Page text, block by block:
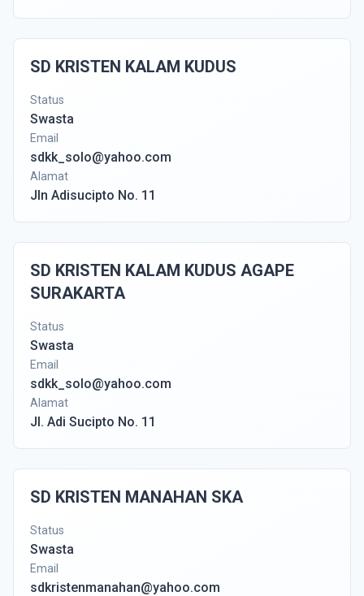
SD KRISTEN KALAM KUDUS
Status
Swasta
Email
sdkk_solo@yahoo.com
Alamat
Jln Adisucipto No. 11
SD KRISTEN KALAM KUDUS AGAPE
SURAKARTA
Status
Swasta
Email
sdkk_solo@yahoo.com
Alamat
Jl. Adi Sucipto No. 11
SD KRISTEN MANAHAN SKA
Status
Swasta
Email
sdkristenmanahan@yahoo.com